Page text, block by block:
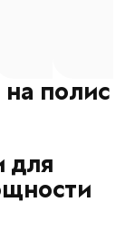
полис оформлен.
на полис
для